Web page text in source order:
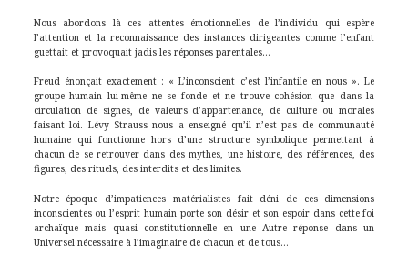
Nous abordons là ces attentes émotionnelles de l’individu qui espère
l’attention et la reconnaissance des instances dirigeantes comme l’enfant
guettait et provoquait jadis les réponses parentales…
Freud énonçait exactement : « L’inconscient c’est l’infantile en nous ». Le
groupe humain lui-même ne se fonde et ne trouve cohésion que dans la
circulation de signes, de valeurs d’appartenance, de culture ou morales
faisant loi. Lévy Strauss nous a enseigné qu’il n’est pas de communauté
humaine qui fonctionne hors d’une structure symbolique permettant à
chacun de se retrouver dans des mythes, une histoire, des références, des
figures, des rituels, des interdits et des limites.
Notre époque d’impatiences matérialistes fait déni de ces dimensions
inconscientes ou l’esprit humain porte son désir et son espoir dans cette foi
archaïque mais quasi constitutionnelle en une Autre réponse dans un
Universel nécessaire à l’imaginaire de chacun et de tous…